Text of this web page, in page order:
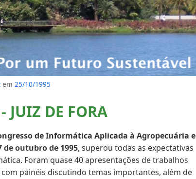
em 25/10/1995
JUIZ DE FORA
de Informática Aplicada à Agropecuária e
de outubro de 1995, superou todas as expectativas
Foram quase 40 apresentações de trabalhos
painéis discutindo temas importantes, além de